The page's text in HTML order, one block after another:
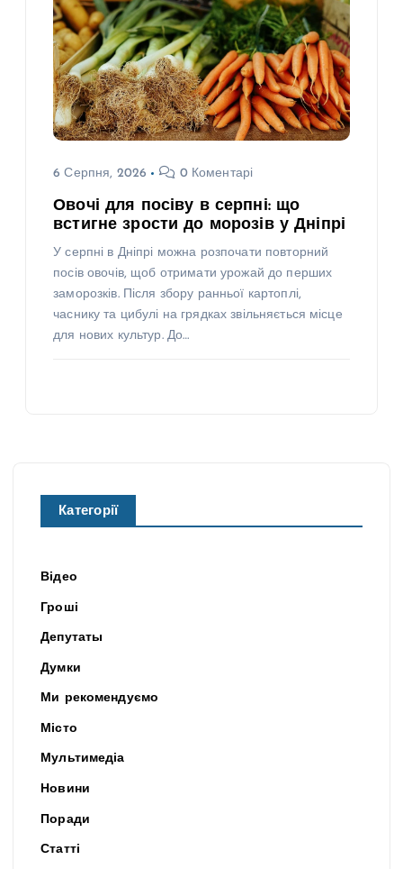
6 Серпня, 2026 0 Коментарі
Овочі для посіву в серпні: що
встигне зрости до морозів у Дніпрі
У серпні в Дніпрі можна розпочати повторний
посів овочів, щоб отримати урожай до перших
заморозків. Після збору ранньої картоплі,
часнику та цибулі на грядках звільняється місце
для нових культур. До…
Категорії
Відео
Гроші
Депутаты
Думки
Ми рекомендуємо
Місто
Мультимедіа
Новини
Поради
Статті